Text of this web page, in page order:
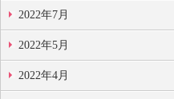
2022年7月
2022年5月
2022年4月